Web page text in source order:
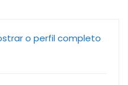
o perfil completo